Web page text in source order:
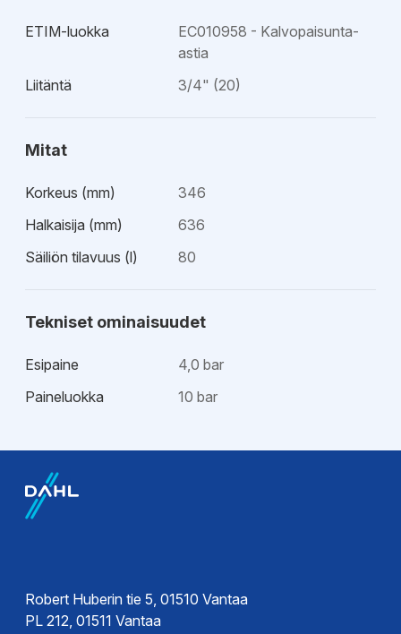
ETIM-luokka
EC010958 - Kalvopaisunta-
astia
Liitäntä
3/4" (20)
Mitat
Korkeus (mm)
346
Halkaisija (mm)
636
Säiliön tilavuus (l)
80
Tekniset ominaisuudet
Esipaine
4,0 bar
Paineluokka
10 bar
Tekninen esite
Asennusohje
Robert Huberin tie 5, 01510 Vantaa
PL 212, 01511 Vantaa